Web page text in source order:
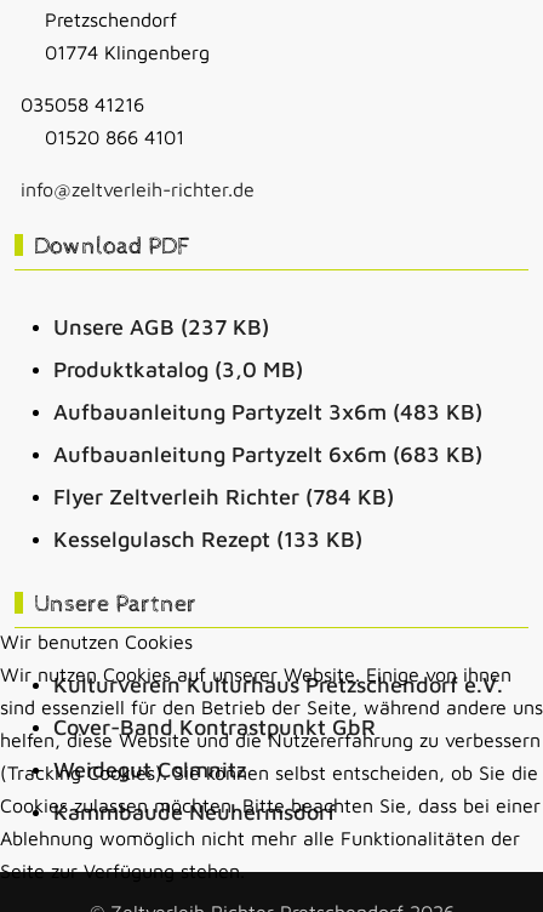
Pretzschendorf
01774 Klingenberg
035058 41216
01520 866 4101
info@zeltverleih-richter.de
Download PDF
Unsere AGB (237 KB)
Produktkatalog (3,0 MB)
Aufbauanleitung Partyzelt 3x6m (483 KB)
Aufbauanleitung Partyzelt 6x6m (683 KB)
Flyer Zeltverleih Richter (784 KB)
Kesselgulasch Rezept (133 KB)
Unsere Partner
Kulturverein Kulturhaus Pretzschendorf e.V.
Cover-Band Kontrastpunkt GbR
Weidegut Colmnitz
Kammbaude Neuhermsdorf
Wir benutzen Cookies
Wir nutzen Cookies auf unserer Website. Einige von ihnen
sind essenziell für den Betrieb der Seite, während andere uns
helfen, diese Website und die Nutzererfahrung zu verbessern
(Tracking Cookies). Sie können selbst entscheiden, ob Sie die
Cookies zulassen möchten. Bitte beachten Sie, dass bei einer
Ablehnung womöglich nicht mehr alle Funktionalitäten der
Seite zur Verfügung stehen.